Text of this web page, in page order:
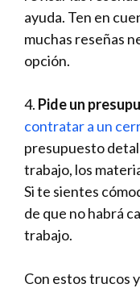
ayuda. Ten en
muchas reseñas
opción.
4. Pide un
contratar a un
presupuesto
trabajo, los
Si te sientes
de que no habrá
trabajo.
Con estos trucos